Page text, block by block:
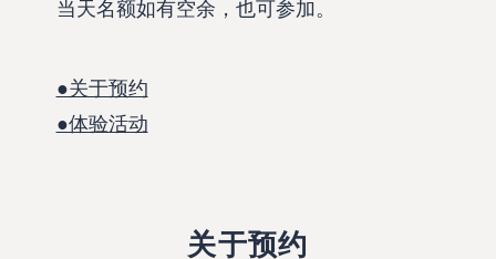
当天名额如有空余，也可参加。
●关于预约
●体验活动
关于预约